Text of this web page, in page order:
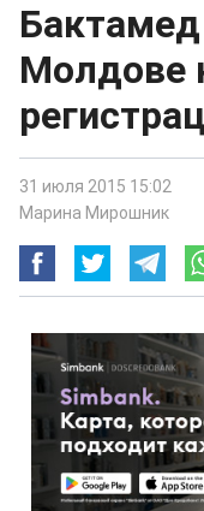
Молдове
31 июля 2015 15:02
Марина Мирошник